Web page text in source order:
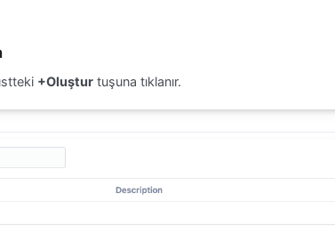
+Oluştur tuşuna tıklanır.